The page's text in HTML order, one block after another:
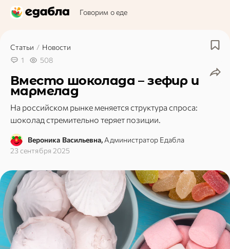
Говорим о еде
Статьи / Новости
1
508
Вместо шоколада – зефир и
мармелад
На российском рынке меняется структура спроса:
шоколад стремительно теряет позиции.
Вероника Васильевна, Администратор Едабла
23 сентября 2025